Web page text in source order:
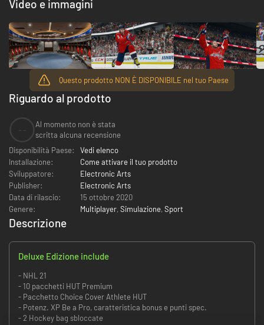
Questo prodotto NON È DISPONIBILE nel tuo Paese
Riguardo al prodotto
Al momento non è stata
scritta alcuna recensione
Disponibilità Paese:
Vedi elenco
Installazione:
Come attivare il tuo prodotto
Sviluppatore:
Electronic Arts
Publisher:
Electronic Arts
Data di rilascio:
15 ottobre 2020
Genere:
Multiplayer, Simulazione, Sport
Video e immagini
Descrizione
Deluxe Edizione include
- NHL 21
- 10 pacchetti HUT Premium
- Pacchetto Choice Cover Athlete HUT
- Potenz. XP Be a Pro, caratteristica bonus e punti spec.
- 2 Hockey bag sbloccate